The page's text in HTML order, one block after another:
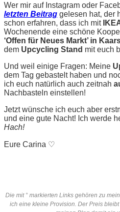
Wer mir auf Instagram oder
letzten Beitrag gelesen hat, der
schon erfahren, dass ich mit
Wochenende eine schöne
‘Offen für Neues Markt’ in
dem Upcycling Stand mit euch
Und weil einige Fragen: Meine
dem Tag gebastelt haben und
ich euch natürlich auch zeitnah
Nachbasteln einstellen!
Jetzt wünsche ich euch aber
und eine gute Nacht! Ich werde
Hach!
Eure Carina ♡
Die mit ° markierten Links gehören zu
ich eine kleine Provision. Der Preis